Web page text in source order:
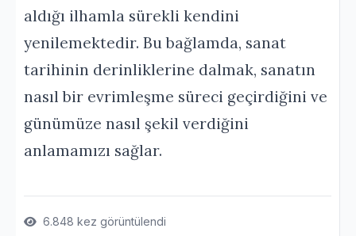
aldığı ilhamla sürekli kendini
yenilemektedir. Bu bağlamda, sanat
tarihinin derinliklerine dalmak, sanatın
nasıl bir evrimleşme süreci geçirdiğini ve
günümüze nasıl şekil verdiğini
anlamamızı sağlar.
6.848 kez görüntülendi